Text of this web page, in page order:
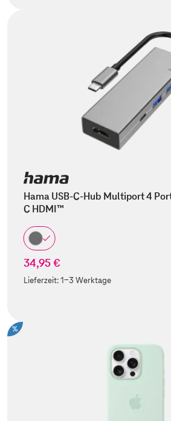
Hama USB-C-Hub Multiport 4
C HDMI™
34,95 €
Lieferzeit:1-3 Werktage
%